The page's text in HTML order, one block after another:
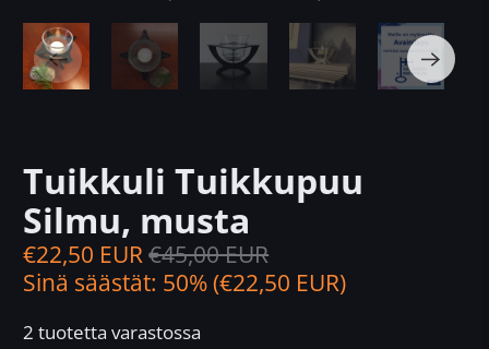
Tuikkuli Tuikkupuu
Silmu, musta
€22,50 EUR€45,00 EUR
Sinä säästät: 50% (€22,50 EUR)
2 tuotetta varastossa